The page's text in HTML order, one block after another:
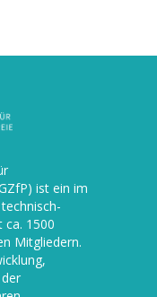
ist ein im
ca. 1500
Mitgliedern.